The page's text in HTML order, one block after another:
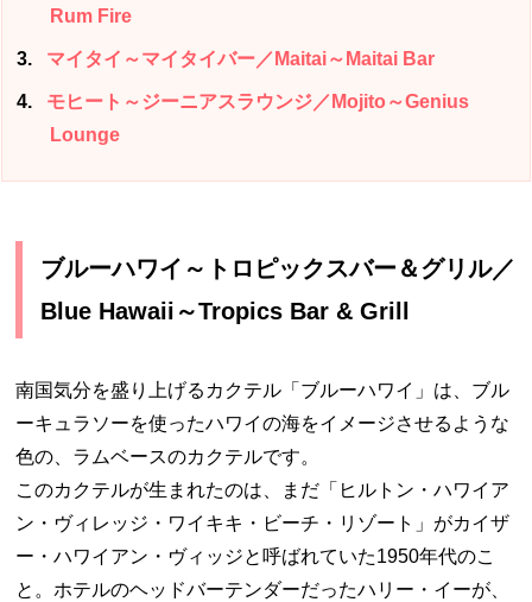
Rum Fire
3 マイタイ～マイタイバー／Maitai～Maitai Bar
4
モヒート～ジーニアスラウンジ／Mojito～Genius
Lounge
ブルーハワイ～トロピックスバー＆グリル／
Blue Hawaii～Tropics Bar & Grill
南国気分を盛り上げるカクテル「ブルーハワイ」は、ブル
ーキュラソーを使ったハワイの海をイメージさせるような
色の、ラムベースのカクテルです。
このカクテルが生まれたのは、まだ「ヒルトン・ハワイア
ン・ヴィレッジ・ワイキキ・ビーチ・リゾート」がカイザ
ー・ハワイアン・ヴィッジと呼ばれていた1950年代のこ
と。ホテルのヘッドバーテンダーだったハリー・イーが、